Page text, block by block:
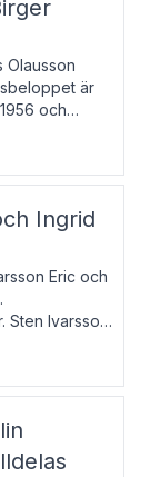
Olausson
är
och
och
un
Ingrid
Eric och
Sten Ivarsson,
han på